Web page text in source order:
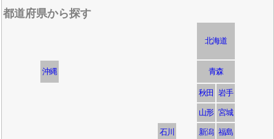
都道府県から探す
北海道
沖縄 青森
秋田 岩手
山形 宮城
石川 新潟 福島